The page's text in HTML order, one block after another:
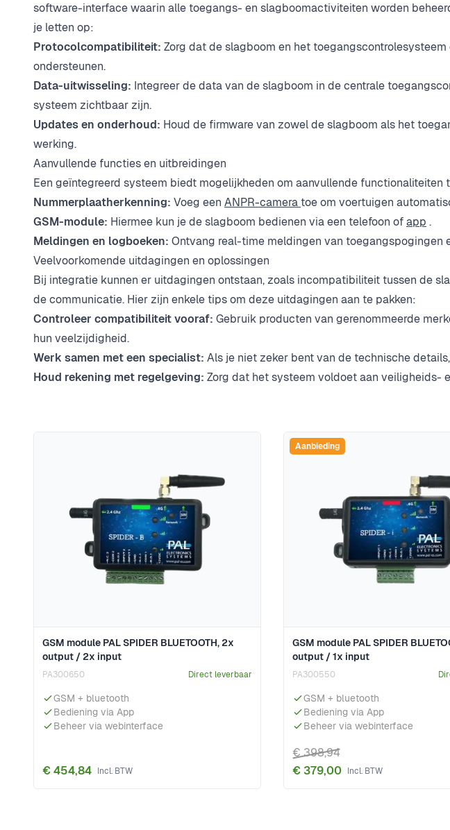
software-interface waarin alle toegangs- en slagboomactiviteiten worden
je letten op:
Protocolcompatibiliteit: Zorg dat de slagboom en het
ondersteunen.
Data-uitwisseling: Integreer de data van de slagboom in de centrale
systeem zichtbaar zijn.
Updates en onderhoud: Houd de firmware van zowel de slagboom als het
werking.
Aanvullende functies en uitbreidingen
Een geïntegreerd systeem biedt mogelijkheden om aanvullende functionaliteiten
Nummerplaatherkenning: Voeg een ANPR-cameratoe om voertuigen
GSM-module: Hiermee kun je de slagboom bedienen via een telefoon ofapp .
Meldingen en logboeken: Ontvang real-time meldingen van toegangspogingen
Veelvoorkomende uitdagingen en oplossingen
Bij integratie kunnen er uitdagingen ontstaan, zoals incompatibiliteit tussen de
de communicatie. Hier zijn enkele tips om deze uitdagingen aan te pakken:
Controleer compatibiliteit vooraf: Gebruik producten van gerenommeerde
hun veelzijdigheid.
Werk samen met een specialist: Als je niet zeker bent van de technische
Houd rekening met regelgeving: Zorg dat het systeem voldoet aan veiligheids-
GSM module PAL SPIDER BLUETOOTH, 2x
output / 2x input
PA300650 Direct leverbaar
GSM + bluetooth
Bediening via App
Beheer via webinterface
€ 454,84
GSM module PAL SPIDER
output / 1x input
PA300550
GSM + bluetooth
Bediening via App
Beheer via webinterface
€ 379,00
€ 398,94
Aanbieding